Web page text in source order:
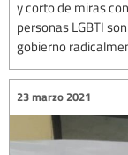
y corto de miras
personas LGBTI
gobierno
23 marzo 2021